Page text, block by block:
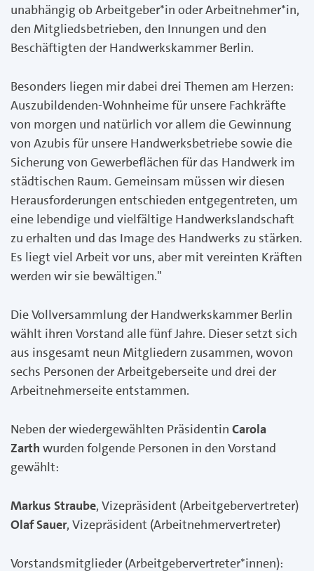
unabhängig ob Arbeitgeber*in oder Arbeitnehmer*in,
den Mitgliedsbetrieben, den Innungen und den
Beschäftigten der Handwerkskammer Berlin.
Besonders liegen mir dabei drei Themen am Herzen:
Auszubildenden-Wohnheime für unsere Fachkräfte
von morgen und natürlich vor allem die Gewinnung
von Azubis für unsere Handwerksbetriebe sowie die
Sicherung von Gewerbeflächen für das Handwerk im
städtischen Raum. Gemeinsam müssen wir diesen
Herausforderungen entschieden entgegentreten, um
eine lebendige und vielfältige Handwerkslandschaft
zu erhalten und das Image des Handwerks zu stärken.
Es liegt viel Arbeit vor uns, aber mit vereinten Kräften
werden wir sie bewältigen."
Die Vollversammlung der Handwerkskammer Berlin
wählt ihren Vorstand alle fünf Jahre. Dieser setzt sich
aus insgesamt neun Mitgliedern zusammen, wovon
sechs Personen der Arbeitgeberseite und drei der
Arbeitnehmerseite entstammen.
Neben der wiedergewählten Präsidentin Carola
Zarth wurden folgende Personen in den Vorstand
gewählt:
Markus Straube, Vizepräsident (Arbeitgebervertreter)
Olaf Sauer, Vizepräsident (Arbeitnehmervertreter)
Vorstandsmitglieder (Arbeitgebervertreter*innen):